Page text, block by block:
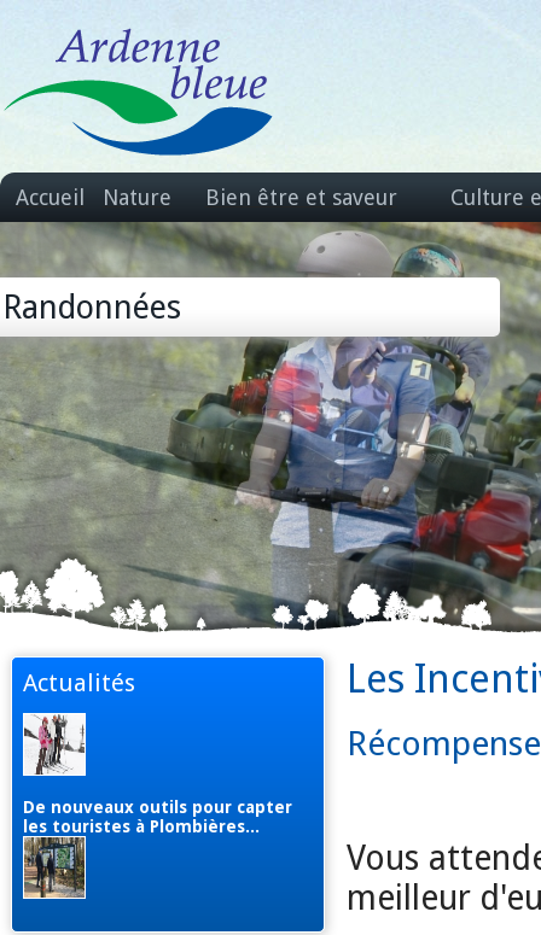
Accueil Nature Bien être et saveur Culture
Randonnées
Actualités
De nouveaux outils pour capter
les touristes à Plombières...
Les
Vous
meilleur